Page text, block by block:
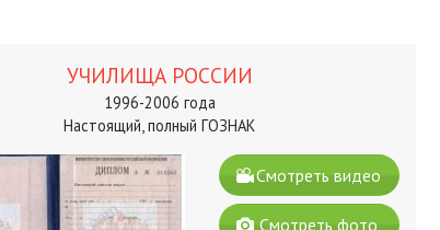
УЧИЛИЩА РОССИИ
1996-2006 года
Настоящий, полный ГОЗНАК
Смотреть видео
Смотреть фото